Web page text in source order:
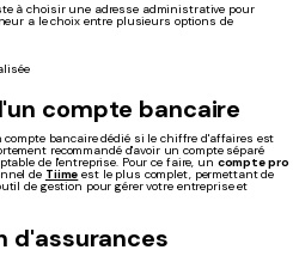
à choisir une adresse administrative pour
a le choix entre plusieurs options de
compte bancaire
bancaire dédié si le chiffre d'affaires est
recommandé d'avoir un compte séparé
de l'entreprise. Pour ce faire, un compte pro
de Tiime est le plus complet, permettant de
de gestion pour gérer votre entreprise et
d'assurances